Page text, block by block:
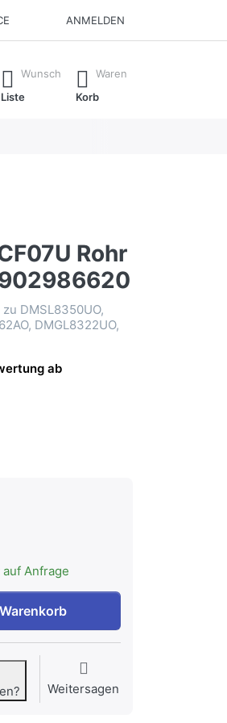
ANMELDEN
Sie die Eingabetaste, um alle
Wunsch
Liste
Waren
Korb
Rohr
DMSL8350UO,
DMGL8322UO,
ab
Anfrage
Rohr runde Form (D 150),
Weitersagen